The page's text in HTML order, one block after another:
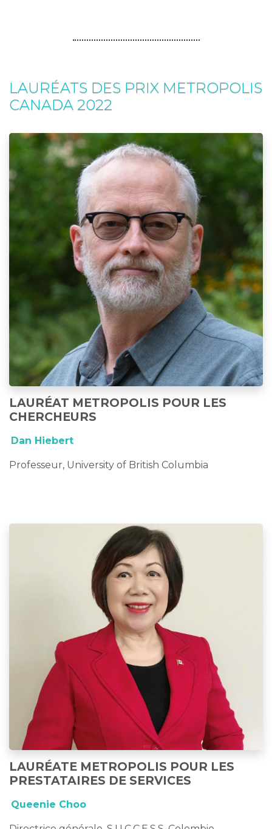
LAURÉATS DES PRIX METROPOLIS
CANADA 2022
LAURÉAT METROPOLIS POUR LES
CHERCHEURS
Dan Hiebert
Professeur, University of British Columbia
LAURÉATE METROPOLIS POUR LES
PRESTATAIRES DE SERVICES
Queenie Choo